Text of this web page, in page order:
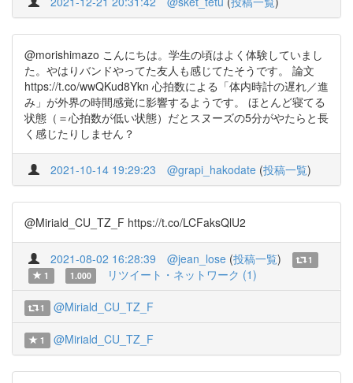
@morishimazo こんにちは。学生の頃はよく体験していまし
た。やはりバンドやってた友人も感じてたそうです。 論文
https://t.co/wwQKud8Ykn 心拍数による「体内時計の遅れ／進
み」が外界の時間感覚に影響するようです。 ほとんど寝てる
状態（＝心拍数が低い状態）だとスヌーズの5分がやたらと長
く感じたりしません？
2021-10-14 19:29:23 @grapi_hakodate (投稿一覧)
@Miriald_CU_TZ_F https://t.co/LCFaksQlU2
2021-08-02 16:28:39 @jean_lose (投稿一覧)
1
1
1.000 リツイート・ネットワーク (1)
1 @Miriald_CU_TZ_F
1 @Miriald_CU_TZ_F